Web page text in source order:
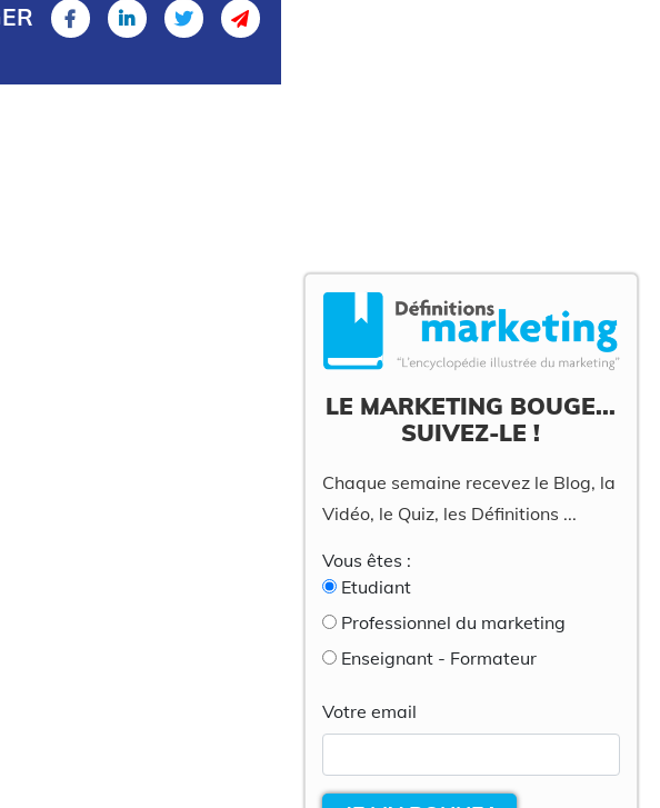
LE MARKETING BOUGE...
SUIVEZ-LE !
Chaque semaine recevez le Blog, la
Vidéo, le Quiz, les Définitions ...
Vous êtes :
Etudiant
Professionnel du marketing
Enseignant - Formateur
Votre email